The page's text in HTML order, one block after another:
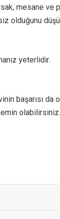
mesane ve
olduğunu
yeterlidir.
başarısı da
emin olabilirsiniz.